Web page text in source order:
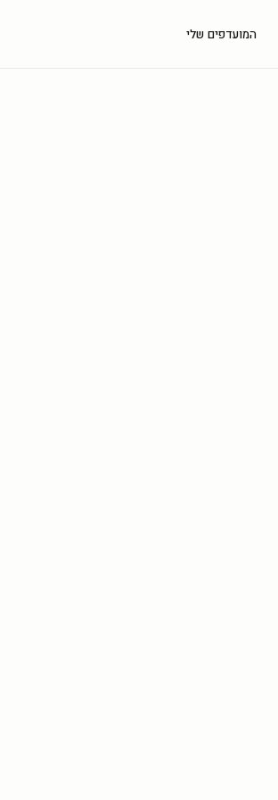
העגלה שלך
המועדפים שלי